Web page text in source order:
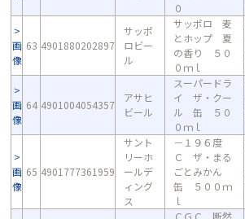
０
画
像
63 4901880202897
サッポ
ロビー
ル
サッポロ 麦
とホップ 夏
の香り ５０
０ｍｌ
画
像
64 4901004054357
アサヒ
ビール
スーパードラ
イ ザ・クー
ル 缶 ５０
０ｍｌ
画
像
65 4901777361959
サント
リーホ
ールデ
ィング
ス
－１９６度
Ｃ ザ・まる
ごとみかん
缶 ５００ｍ
ｌ
ＣＧＣ 断然